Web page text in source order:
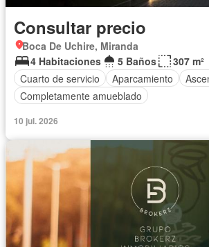
Consultar precio
Boca De Uchire, Miranda
4 Habitaciones
5 Baños
307 m²
Cuarto de servicio
Aparcamiento
Completamente amueblado
10 jul. 2026